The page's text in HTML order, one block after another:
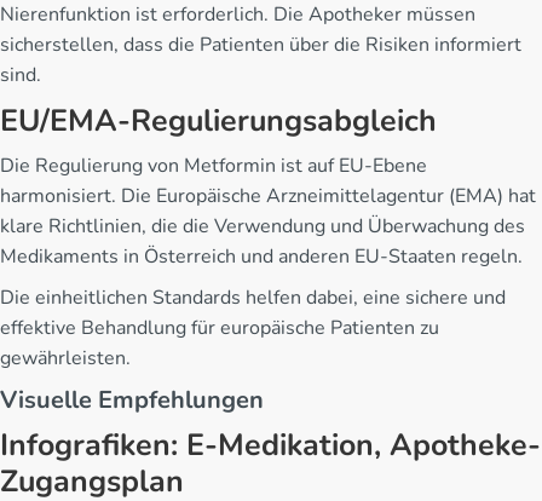
Nierenfunktion ist erforderlich. Die Apotheker müssen
sicherstellen, dass die Patienten über die Risiken informiert
sind.
EU/EMA-Regulierungsabgleich
Die Regulierung von Metformin ist auf EU-Ebene
harmonisiert. Die Europäische Arzneimittelagentur (EMA) hat
klare Richtlinien, die die Verwendung und Überwachung des
Medikaments in Österreich und anderen EU-Staaten regeln.
Die einheitlichen Standards helfen dabei, eine sichere und
effektive Behandlung für europäische Patienten zu
gewährleisten.
Visuelle Empfehlungen
Infografiken: E-Medikation, Apotheke-
Zugangsplan